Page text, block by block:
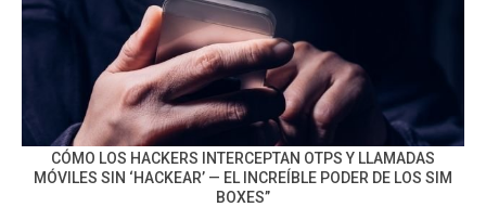
CÓMO LOS HACKERS INTERCEPTAN OTPS Y LLAMADAS
MÓVILES SIN ‘HACKEAR’ — EL INCREÍBLE PODER DE LOS SIM
BOXES”